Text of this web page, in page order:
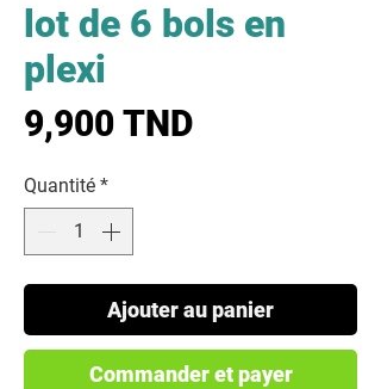
lot de 6 bols en
plexi
9,900 TNDPrix
Quantité *
Ajouter au panier
Commander et payer